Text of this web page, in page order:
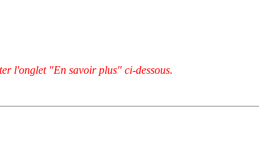
l'onglet "En savoir plus" ci-dessous.